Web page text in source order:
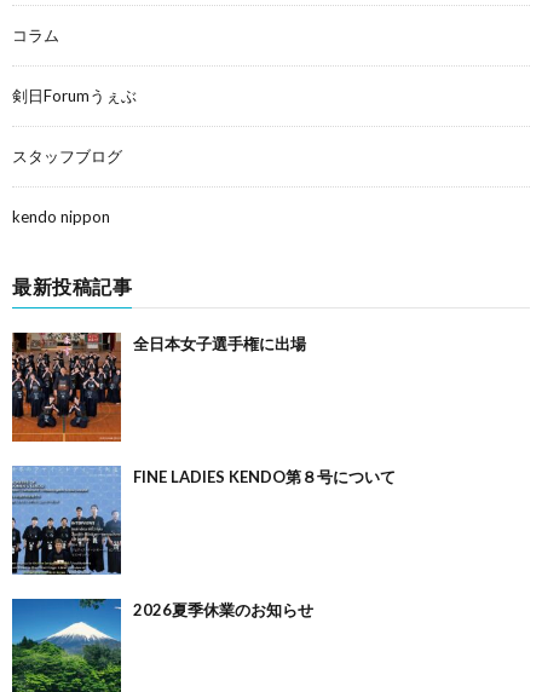
コラム
剣日Forumうぇぶ
スタッフブログ
kendo nippon
最新投稿記事
全日本女子選手権に出場
FINE LADIES KENDO第８号について
2026夏季休業のお知らせ